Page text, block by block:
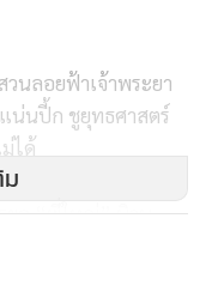
คณะรัฐมนตรีครั้งหน้า
มให้อนุชาได้เป็น
ฐมนตรีว่าการ
งใช้วิธีนี้แทน คือ เพิ่ม
นลอยฟ้าเจ้าพระยา
น่นปี้ก ชูยุทธศาสตร์
ได้
ยุค “พี่ใหญ่” นิวน